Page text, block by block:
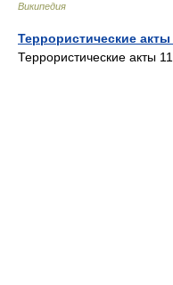
Википедия
Террористические акты
Террористические акты